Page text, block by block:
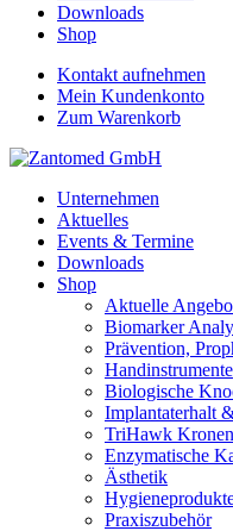
Downloads
Shop
Kontakt aufnehmen
Mein Kundenkonto
Zum Warenkorb
Unternehmen
Aktuelles
Events & Termine
Downloads
Shop
Aktuelle
Biomarker
Prävention,
Handinstrumente
Biologische
Implantaterhalt
TriHawk
Enzymatische
Ästhetik
Praxiszubehör